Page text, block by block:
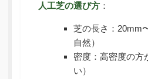
人工芝の選び方 ：
芝の長さ：20mm
自然）
密度：高密度の方
い）